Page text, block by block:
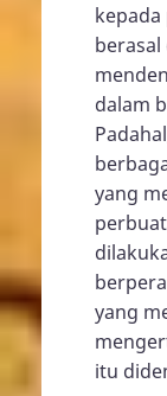
dalam
yang
yang
itu